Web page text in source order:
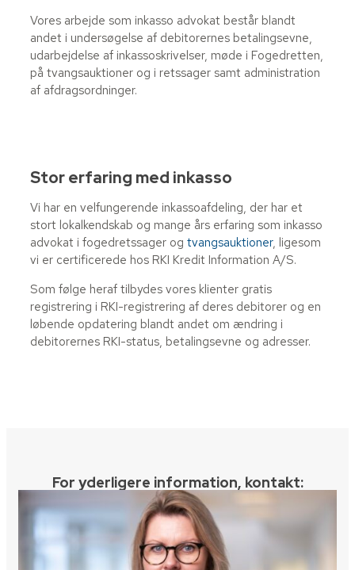
Vores arbejde som inkasso advokat består blandt
andet i undersøgelse af debitorernes betalingsevne,
udarbejdelse af inkassoskrivelser, møde i Fogedretten,
på tvangsauktioner og i retssager samt administration
af afdragsordninger.
Stor erfaring med inkasso
Vi har en velfungerende inkassoafdeling, der har et
stort lokalkendskab og mange års erfaring som inkasso
advokat i fogedretssager og tvangsauktioner, ligesom
vi er certificerede hos RKI Kredit Information A/S.
Som følge heraf tilbydes vores klienter gratis
registrering i RKI-registrering af deres debitorer og en
løbende opdatering blandt andet om ændring i
debitorernes RKI-status, betalingsevne og adresser.
For yderligere information, kontakt:​